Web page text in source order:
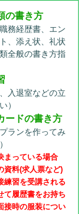
の書き方
務経歴書、エン
、添え状、礼状
全般の書き方指
入退室などの立
）
ードの書き方
ランを作ってみ
まっている場合
資料(求人票など)
練習を受講される
て履歴書をお持ち
接時の服装につい